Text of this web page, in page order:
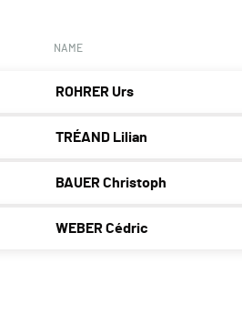
NAME
ROHRER Urs
TRÉAND Lilian
BAUER Christoph
WEBER Cédric